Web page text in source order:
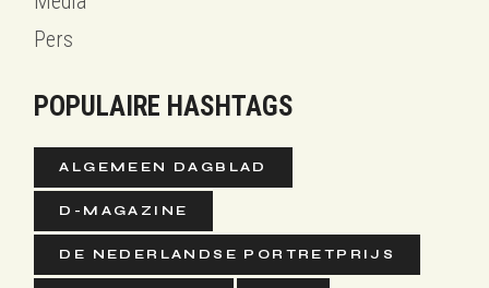
Pers
POPULAIRE HASHTAGS
ALGEMEEN DAGBLAD
D-MAGAZINE
DE NEDERLANDSE PORTRETPRIJS